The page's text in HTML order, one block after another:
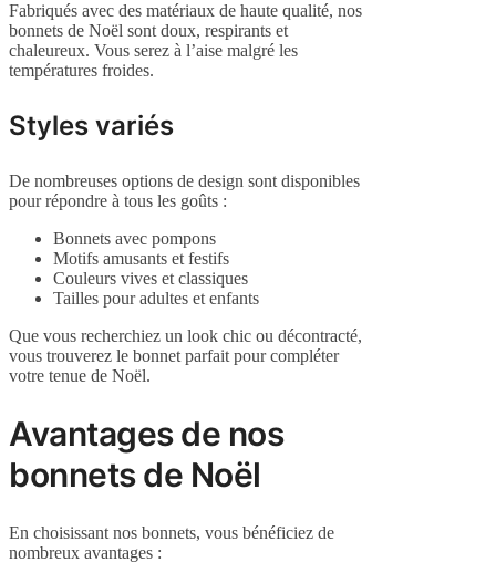
Fabriqués avec des matériaux de haute qualité, nos
bonnets de Noël sont doux, respirants et
chaleureux. Vous serez à l’aise malgré les
températures froides.
Styles variés
De nombreuses options de design sont disponibles
pour répondre à tous les goûts :
Bonnets avec pompons
Motifs amusants et festifs
Couleurs vives et classiques
Tailles pour adultes et enfants
Que vous recherchiez un look chic ou décontracté,
vous trouverez le bonnet parfait pour compléter
votre tenue de Noël.
Avantages de nos
bonnets de Noël
En choisissant nos bonnets, vous bénéficiez de
nombreux avantages :